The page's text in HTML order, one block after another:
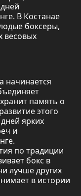
В Костанае
боксеры,
весовых
начинается
память о
этого
ярких
и
по традиции
бокс в
лучше других
в истории